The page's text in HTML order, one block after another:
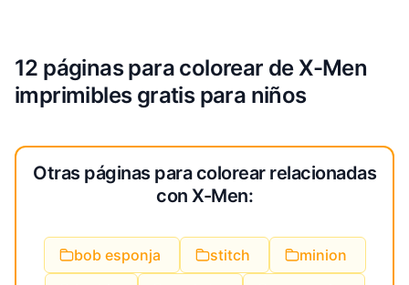
12 páginas para colorear de X-Men
imprimibles gratis para niños
Otras páginas para colorear relacionadas
con X-Men:
bob esponja stitch
minion